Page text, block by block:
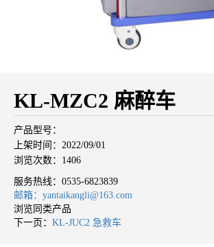
KL-MZC2 麻醉车
产品型号：
上架时间：2022/09/01
浏览次数：1406
服务热线： 0535-6823839
邮箱：yantaikangli@163.com
浏览同类产品
下一页： KL-JUC2 急救车